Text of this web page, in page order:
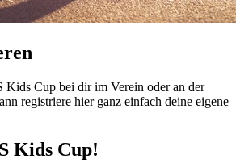
Kids Cup bei dir im Verein oder an der
registriere hier ganz einfach deine eigene
Kids Cup!